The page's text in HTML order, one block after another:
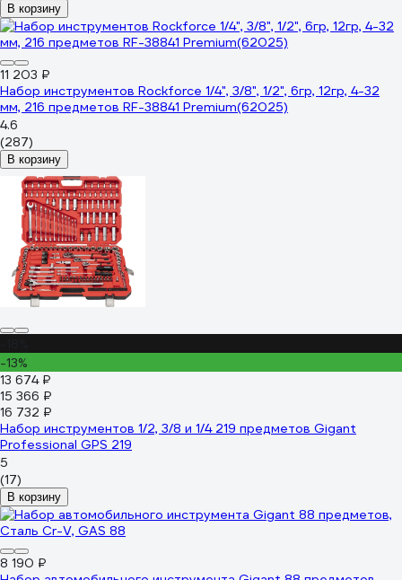
В корзину
11 203 ₽
Набор инструментов Rockforce 1/4", 3/8", 1/2", 6гр, 12гр, 4-32
мм, 216 предметов RF-38841 Premium(62025)
4.6
(287)
В корзину
-13%
13 674 ₽
15 366 ₽
16 732 ₽
Набор инструментов 1/2, 3/8 и 1/4 219 предметов Gigant
Professional GPS 219
5
(17)
В корзину
8 190 ₽